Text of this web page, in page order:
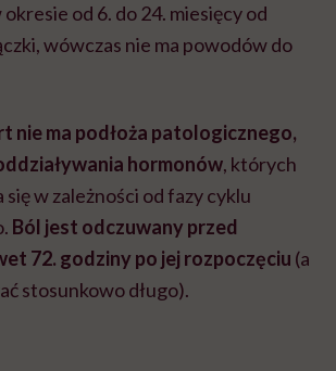
od 6. do 24. miesięcy od
wówczas nie ma powodów do
nie ma podłoża patologicznego,
hormonów, których
się w zależności od fazy cyklu
Ból jest odczuwany przed
72. godziny po jej rozpoczęciu (a
stosunkowo długo).